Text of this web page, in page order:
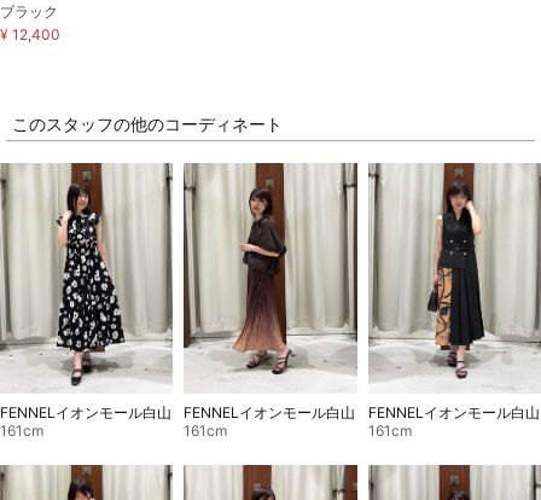
ブラック
¥ 12,400
このスタッフの他のコーディネート
FENNELイオンモール白山
161cm
FENNELイオンモール白山
161cm
FENNELイオンモール白山
161cm